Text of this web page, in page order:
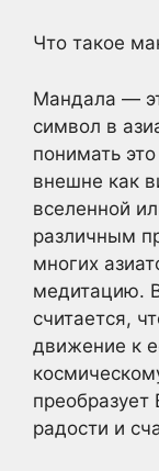
Что такое
Мандала —
символ в
понимать
внешне как
вселенной
различным
многих
медитацию.
считается,
движение к
преобразует
радости и